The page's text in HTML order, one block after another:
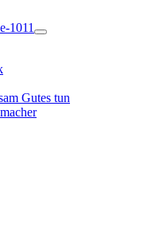
Gutes tun